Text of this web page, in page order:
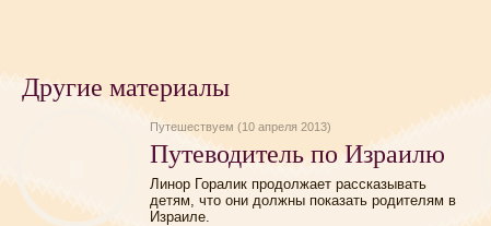
Другие материалы
Путешествуем (10 апреля 2013)
Путеводитель по Израилю
Линор Горалик продолжает рассказывать
детям, что они должны показать родителям в
Израиле.